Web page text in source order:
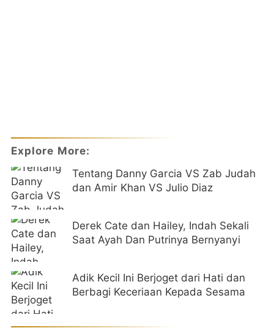
Explore More:
Tentang Danny Garcia VS Zab Judah
dan Amir Khan VS Julio Diaz
Derek Cate dan Hailey, Indah Sekali
Saat Ayah Dan Putrinya Bernyanyi
Adik Kecil Ini Berjoget dari Hati dan
Berbagi Keceriaan Kepada Sesama